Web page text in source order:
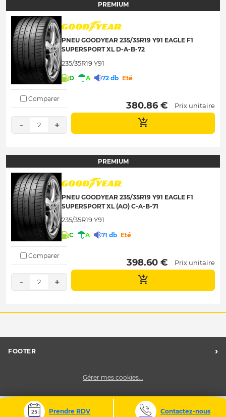
PREMIUM
PNEU GOODYEAR 235/35R19 Y91 EAGLE F1
SUPERSPORT XL D-A-B-72
235/35R19 Y91
D A 72 db Eté
Comparer
- 2 +
380.86 € Prix unitaire
PREMIUM
PNEU GOODYEAR 235/35R19 Y91 EAGLE F1
SUPERSPORT XL (AO) C-A-B-71
235/35R19 Y91
C A 71 db Eté
Comparer
- 2 +
398.60 € Prix unitaire
FOOTER ›
Midas Recrute
Midas France
Gérer mes cookies...
Prendre RDV Contactez-nous